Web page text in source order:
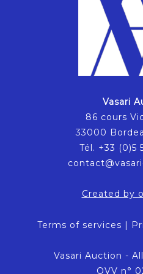
Vasari
86 cours
33000
Tél. +33 (0)5
Created by
Terms of services |
Vasari Auction -
OVV n°